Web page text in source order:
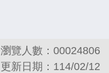
瀏覽人數：00024806
更新日期：114/02/12